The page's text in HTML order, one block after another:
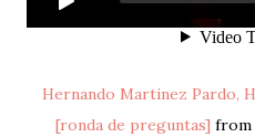
Hernando Martinez Pardo, Historia del cine colombiano
[ronda de preguntas] from